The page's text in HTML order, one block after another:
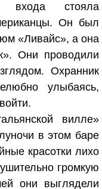
входа стояла
Он был
«Ливайс», а она
Они проводили
Охранник
улыбаясь,
вилле»
в этом баре
красотки лихо
громкую
они выглядели